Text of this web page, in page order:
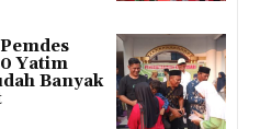
Yatim
Banyak